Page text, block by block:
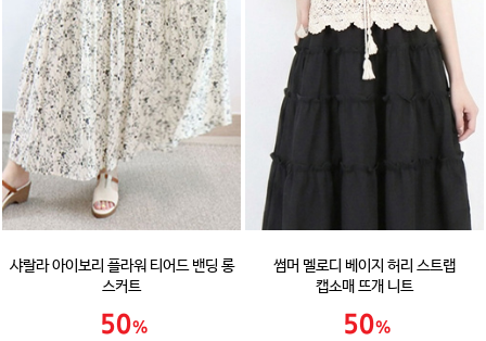
샤랄라 아이보리 플라워 티어드 밴딩 롱
스커트
썸머 멜로디 베이지 허리 스트랩
캡소매 뜨개 니트